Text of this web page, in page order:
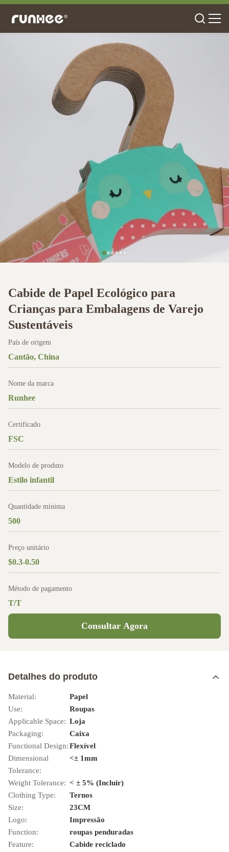
Cabide de Papel Ecológico para
Crianças para Embalagens de Varejo
Sustentáveis
País de origem
Cantão, China
Nome da marca
Runhee
Certificado
FSC
Modelo de produto
Estilo infantil
Quantidade mínima
500
Preço unitário
$0.3-0.50
Método de pagamento
T/T
Consultar Agora
Detalhes do produto
Material:
Papel
Use:
Roupas
Applicable Space: Loja
Packaging:
Caixa
Functional Design:Flexível
Dimensional
Tolerance:
<± 1mm
Weight Tolerance: < ± 5% (Incluir)
Clothing Type:
Ternos
Size:
23CM
Logo:
Impressão
Function:
roupas penduradas
Feature:
Cabide reciclado